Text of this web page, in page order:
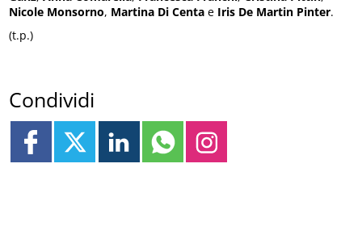
Nicole Monsorno, Martina Di Centa e Iris De Martin Pinter.
(t.p.)
Condividi